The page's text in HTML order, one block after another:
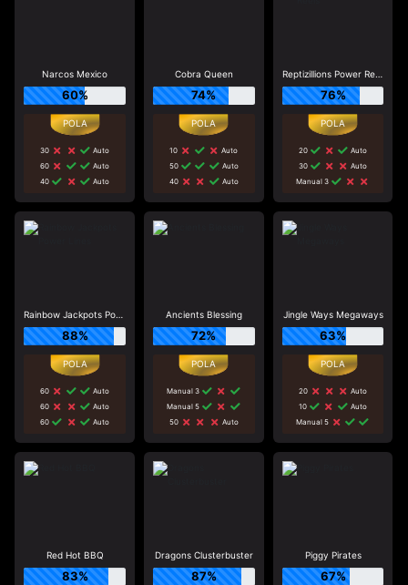
Narcos Mexico
60%
30
Auto
60
Auto
40
Auto
Cobra Queen
74%
10
Auto
50
Auto
40
Auto
Reptizillions Power Reels
76%
20
Auto
30
Auto
Manual 3
Rainbow Jackpots Power Lines
88%
60
Auto
60
Auto
60
Auto
Ancients Blessing
72%
Manual 3
Manual 5
50
Auto
Jingle Ways Megaways
63%
20
Auto
10
Auto
Manual 5
Red Hot BBQ
83%
Dragons Clusterbuster
87%
Piggy Pirates
67%